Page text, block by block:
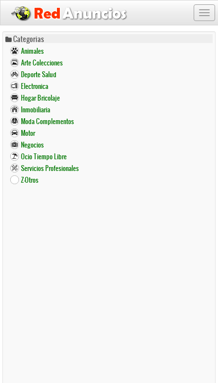
Pasar
contenido
principal
Categorias
Animales
Arte Colecciones
Deporte Salud
Electronica
Hogar Bricolaje
Inmobiliaria
Moda Complementos
Motor
Negocios
Ocio Tiempo Libre
Servicios Profesionales
Z-Otros